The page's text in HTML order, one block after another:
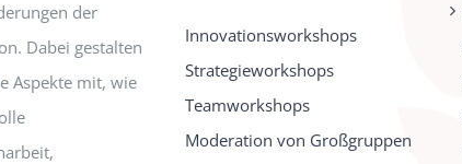
der
Dabei gestalten
Aspekte mit, wie
Innovationsworkshops
Strategieworkshops
Teamworkshops
Moderation von Großgruppen